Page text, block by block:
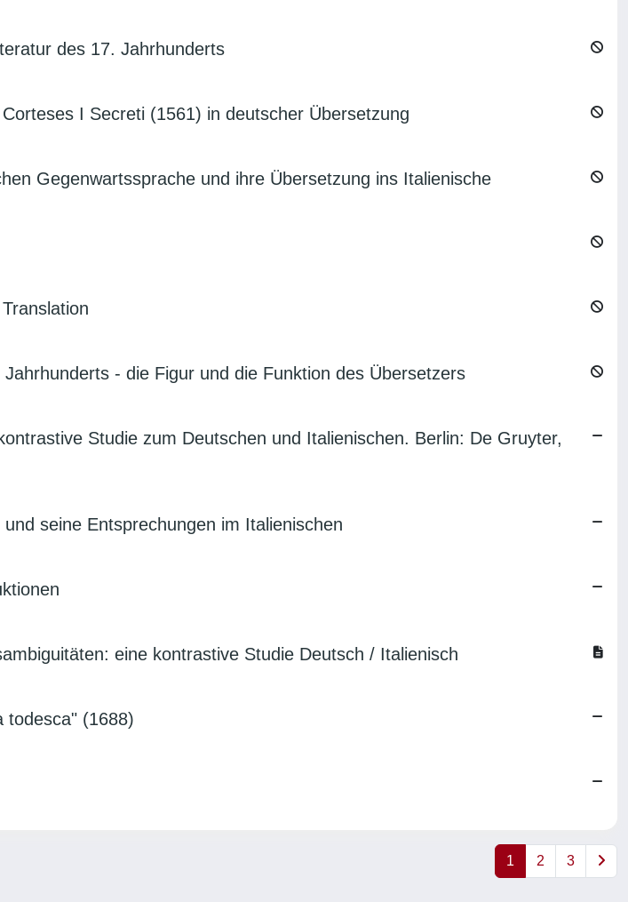
des 17. Jahrhunderts
I Secreti (1561) in deutscher Übersetzung
Gegenwartssprache und ihre Übersetzung ins Italienische
- die Figur und die Funktion des Übersetzers
Studie zum Deutschen und Italienischen. Berlin: De Gruyter,
seine Entsprechungen im Italienischen
eine kontrastive Studie Deutsch / Italienisch
todesca" (1688)
1 2 3